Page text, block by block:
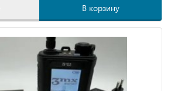
В корзину